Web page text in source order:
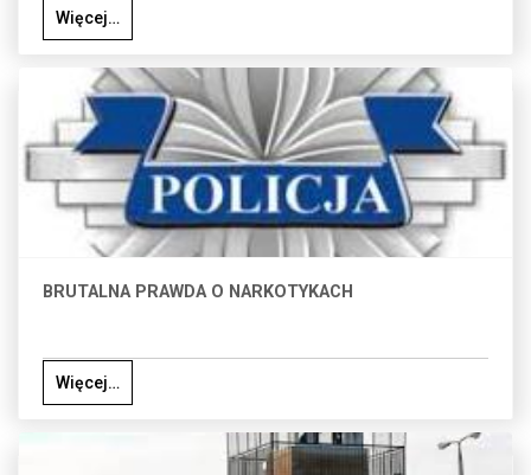
Więcej…
BRUTALNA PRAWDA O NARKOTYKACH
Więcej…